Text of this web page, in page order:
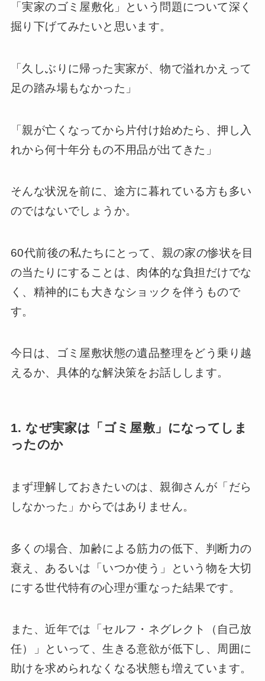
「実家のゴミ屋敷化」という問題について深く
掘り下げてみたいと思います。
「久しぶりに帰った実家が、物で溢れかえって
足の踏み場もなかった」
「親が亡くなってから片付け始めたら、押し入
れから何十年分もの不用品が出てきた」
そんな状況を前に、途方に暮れている方も多い
のではないでしょうか。
60代前後の私たちにとって、親の家の惨状を目
の当たりにすることは、肉体的な負担だけでな
く、精神的にも大きなショックを伴うもので
す。
今日は、ゴミ屋敷状態の遺品整理をどう乗り越
えるか、具体的な解決策をお話しします。
1. なぜ実家は「ゴミ屋敷」になってしま
ったのか
まず理解しておきたいのは、親御さんが「だら
しなかった」からではありません。
多くの場合、加齢による筋力の低下、判断力の
衰え、あるいは「いつか使う」という物を大切
にする世代特有の心理が重なった結果です。
また、近年では「セルフ・ネグレクト（自己放
任）」といって、生きる意欲が低下し、周囲に
助けを求められなくなる状態も増えています。